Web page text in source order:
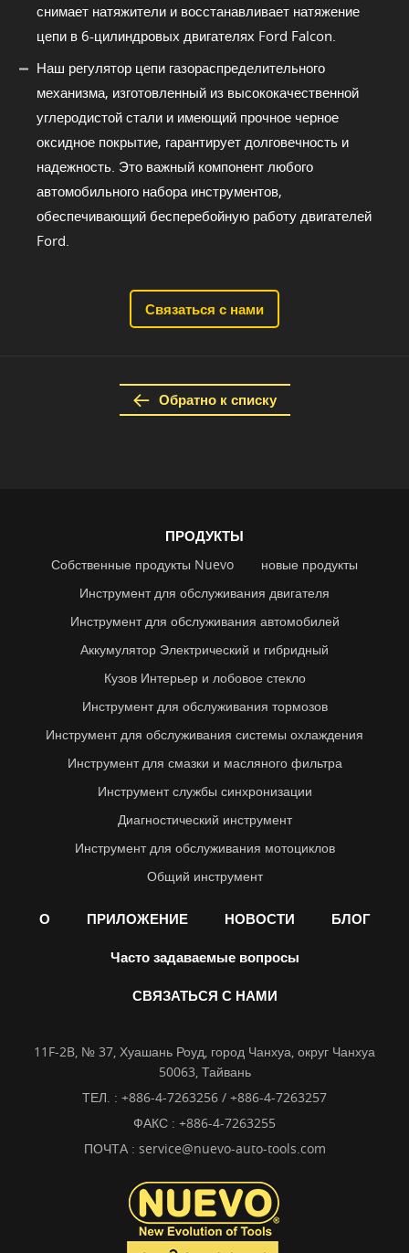
снимает натяжители и восстанавливает натяжение
цепи в 6-цилиндровых двигателях Ford Falcon.
Наш регулятор цепи газораспределительного
механизма, изготовленный из высококачественной
углеродистой стали и имеющий прочное черное
оксидное покрытие, гарантирует долговечность и
надежность. Это важный компонент любого
автомобильного набора инструментов,
обеспечивающий бесперебойную работу двигателей
Ford.
Связаться с нами
Обратно к списку
ПРОДУКТЫ
Собственные продукты Nuevo
новые продукты
Инструмент для обслуживания двигателя
Инструмент для обслуживания автомобилей
Аккумулятор Электрический и гибридный
Кузов Интерьер и лобовое стекло
Инструмент для обслуживания тормозов
Инструмент для обслуживания системы охлаждения
Инструмент для смазки и масляного фильтра
Инструмент службы синхронизации
Диагностический инструмент
Инструмент для обслуживания мотоциклов
Общий инструмент
О ПРИЛОЖЕНИЕ НОВОСТИ БЛОГ
Часто задаваемые вопросы
СВЯЗАТЬСЯ С НАМИ
11F-2B, № 37, Хуашань Роуд, город Чанхуа, округ Чанхуа
50063, Тайвань
ТЕЛ. : +886-4-7263256 / +886-4-7263257
ФАКС : +886-4-7263255
ПОЧТА : service@nuevo-auto-tools.com